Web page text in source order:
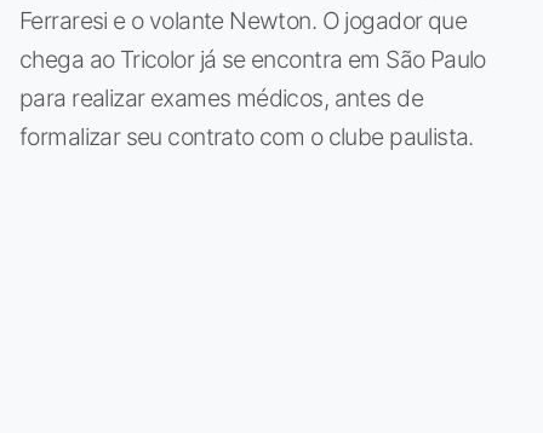
Ferraresi e o volante Newton. O jogador que
chega ao Tricolor já se encontra em São Paulo
para realizar exames médicos, antes de
formalizar seu contrato com o clube paulista.